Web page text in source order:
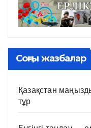
Соңғы жазбалар
Қазақстан
тұр